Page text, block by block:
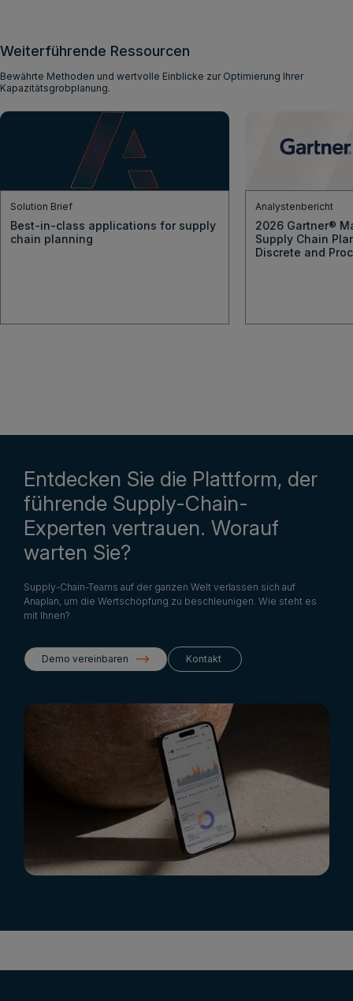
Weiterführende Ressourcen
Bewährte Methoden und wertvolle Einblicke zur Optimierung Ihrer
Kapazitätsgrobplanung.
Solution Brief
Best-in-class applications for supply
chain planning
Analystenbericht
2026 Gartner®
Supply Chain
Discrete and
Entdecken Sie die Plattform, der
führende Supply-Chain-
Experten vertrauen. Worauf
warten Sie?
Supply-Chain-Teams auf der ganzen Welt verlassen sich auf
Anaplan, um die Wertschöpfung zu beschleunigen. Wie steht es
mit Ihnen?
Demo vereinbaren Kontakt